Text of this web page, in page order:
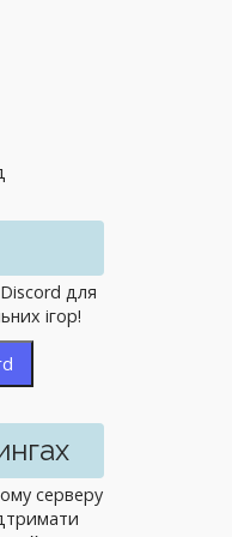
для
ігор!
серверу